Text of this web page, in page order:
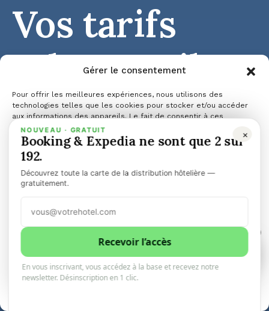
Gérer le consentement
Pour offrir les meilleures expériences, nous utilisons des
technologies telles que les cookies pour stocker et/ou accéder
aux informations des appareils. Le fait de consentir à ces
technologies nous permettra de traiter des données telles que le
comportement de navigation ou les ID uniques sur ce site. Le fait
de ne pas consentir ou de retirer son consentement peut avoir un
effet négatif sur certaines caractéristiques et fonctions.
Gérer les services
Accepter
Refuser
Voir les préférences
Vos tarifs
sabotent-ils
vos ventes
directes sans
que vous le
sachiez ?
×
NOUVEAU · GRATUIT
Booking & Expedia ne sont que 2 sur
192.
Découvrez toute la carte de la distribution hôtelière —
gratuitement.
Recevoir l’accès
En vous inscrivant, vous accédez à la base et recevez notre
newsletter. Désinscription en 1 clic.